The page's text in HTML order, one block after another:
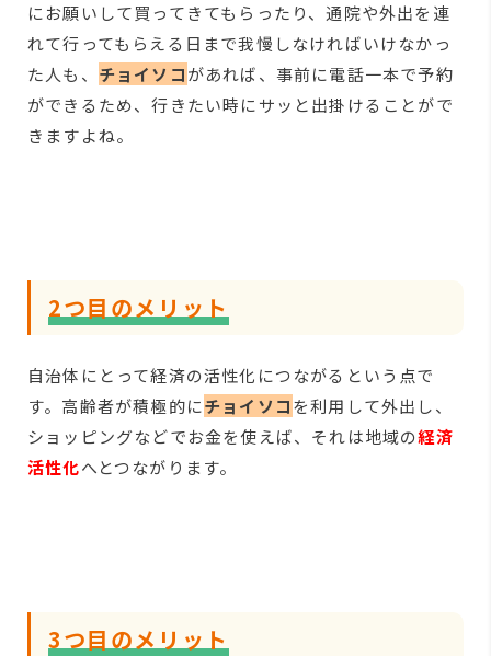
にお願いして買ってきてもらったり、通院や外出を連
れて行ってもらえる日まで我慢しなければいけなかっ
た人も、 チョイソコがあれば、事前に電話一本で予約
ができるため、行きたい時にサッと出掛けることがで
きますよね。
2つ目のメリット
自治体にとって経済の活性化につながるという点で
す。高齢者が積極的にチョイソコを利用して外出し、
ショッピングなどでお金を使えば、それは地域の経済
活性化へとつながります。
3つ目のメリット